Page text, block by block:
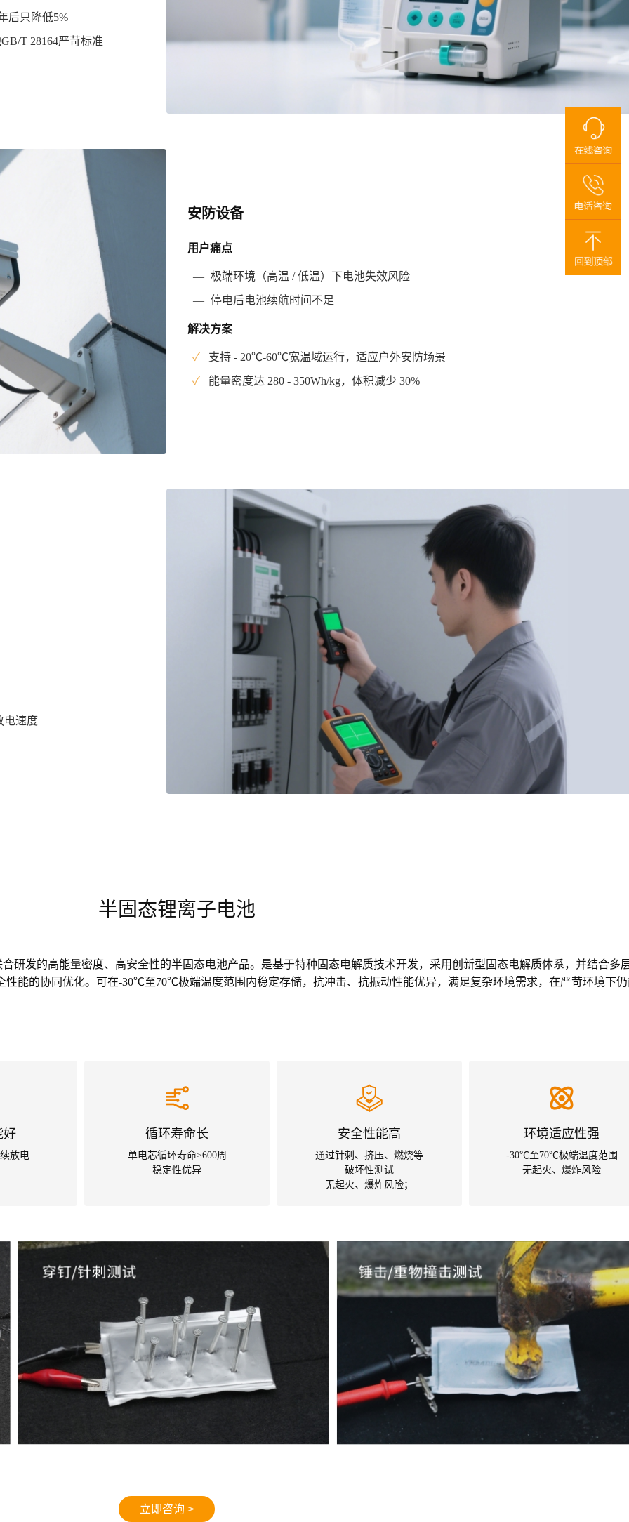
后只降低5%
T 28164严苛标准
安防设备
用户痛点
— 极端环境（高温 / 低温）下电池失效风险
— 停电后电池续航时间不足
解决方案
✓
支持 - 20℃-60℃宽温域运行，适应户外安防场景
✓
能量密度达 280 - 350Wh/kg，体积减少 30%
电速度
半固态锂离子电池
研发的高能量密度、高安全性的半固态电池产品。是基于特种固态电解质技术开发，采用创新型固态电解质体系，并结合多
能的协同优化。可在-30℃至70℃极端温度范围内稳定存储，抗冲击、抗振动性能优异，满足复杂环境需求，在严苛环境下
好
放电
循环寿命长
单电芯循环寿命≥600周
稳定性优异
安全性能高
通过针刺、挤压、燃烧等
破坏性测试
无起火、爆炸风险；
环境适应性强
-30℃至70℃极端温度范围
无起火、爆炸风险
立即咨询 >